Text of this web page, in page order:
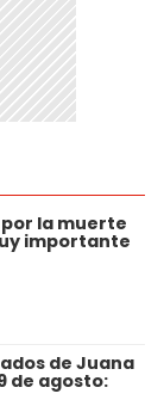
por la muerte
importante
de Juana
de agosto: